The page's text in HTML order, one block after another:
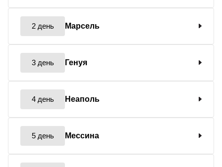
2 день Марсель
3 день Генуя
4 день Неаполь
5 день Мессина